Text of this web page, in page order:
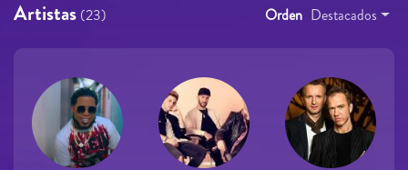
Artistas (23) Orden Destacados